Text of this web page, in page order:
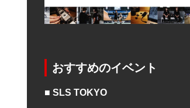
おすすめのイベント
■ SLS TOKYO